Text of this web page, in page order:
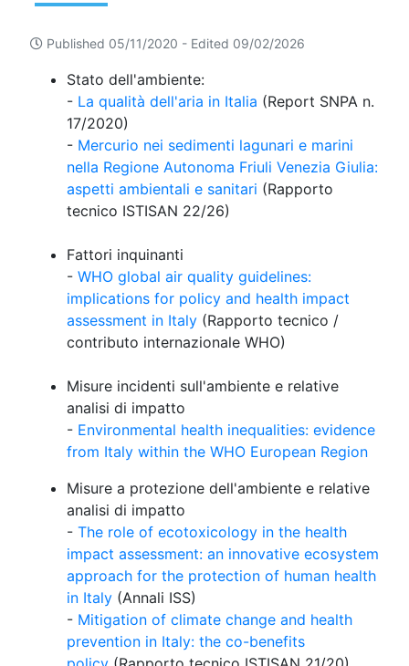
Published 05/11/2020 - Edited 09/02/2026
Stato dell'ambiente:
- La qualità dell'aria in Italia (Report SNPA n.
17/2020)
- Mercurio nei sedimenti lagunari e marini
nella Regione Autonoma Friuli Venezia Giulia:
aspetti ambientali e sanitari (Rapporto
tecnico ISTISAN 22/26)
Fattori inquinanti
- WHO global air quality guidelines:
implications for policy and health impact
assessment in Italy (Rapporto tecnico /
contributo internazionale WHO)
Misure incidenti sull'ambiente e relative
analisi di impatto
- Environmental health inequalities: evidence
from Italy within the WHO European Region
Misure a protezione dell'ambiente e relative
analisi di impatto
- The role of ecotoxicology in the health
impact assessment: an innovative ecosystem
approach for the protection of human health
in Italy (Annali ISS)
- Mitigation of climate change and health
prevention in Italy: the co-benefits